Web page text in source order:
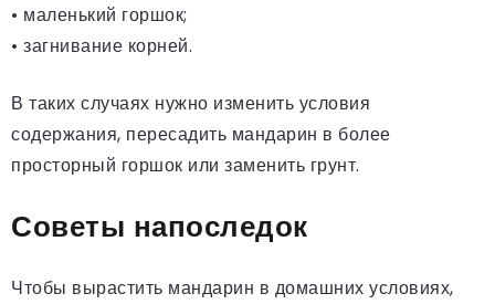
• маленький горшок;
• загнивание корней.
В таких случаях нужно изменить условия
содержания, пересадить мандарин в более
просторный горшок или заменить грунт.
Советы напоследок
Чтобы вырастить мандарин в домашних условиях,